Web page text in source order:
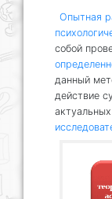
Опытная
собой
данный
действие